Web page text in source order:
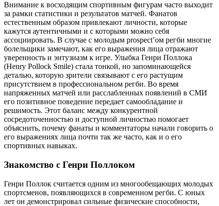
Внимание к восходящим спортивным фигурам часто выходит
за рамки статистики и результатов матчей. Фанатов
естественным образом привлекают личности, которые
кажутся аутентичными и с которыми можно себя
ассоциировать. В случае с молодым prospect’ом регби многие
болельщики замечают, как его выражения лица отражают
уверенность и энтузиазм к игре. Улыбка Генри Поллока
(Henry Pollock Smile) стала тонкой, но запоминающейся
деталью, которую зрители связывают с его растущим
присутствием в профессиональном регби. Во время
напряженных матчей или расслабленных появлений в СМИ
его позитивное поведение передает самообладание и
решимость. Этот баланс между конкурентной
сосредоточенностью и доступной личностью помогает
объяснить, почему фанаты и комментаторы начали говорить о
его выражениях лица почти так же часто, как и о его
спортивных навыках.
Знакомство с Генри Поллоком
Генри Поллок считается одним из многообещающих молодых
спортсменов, появляющихся в современном регби. С юных
лет он демонстрировал сильные физические способности,